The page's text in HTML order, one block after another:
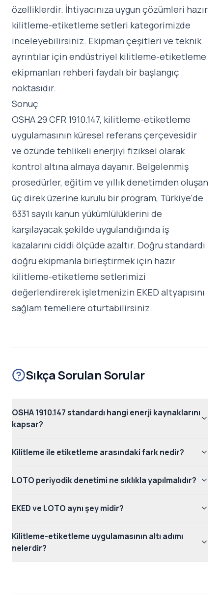
özelliklerdir. İhtiyacınıza uygun çözümleri hazır
kilitleme-etiketleme setleri kategorimizde
inceleyebilirsiniz. Ekipman çeşitleri ve teknik
ayrıntılar için endüstriyel kilitleme-etiketleme
ekipmanları rehberi faydalı bir başlangıç
noktasıdır.
Sonuç
OSHA 29 CFR 1910.147, kilitleme-etiketleme
uygulamasının küresel referans çerçevesidir
ve özünde tehlikeli enerjiyi fiziksel olarak
kontrol altına almaya dayanır. Belgelenmiş
prosedürler, eğitim ve yıllık denetimden oluşan
üç direk üzerine kurulu bir program, Türkiye'de
6331 sayılı kanun yükümlülüklerini de
karşılayacak şekilde uygulandığında iş
kazalarını ciddi ölçüde azaltır. Doğru standardı
doğru ekipmanla birleştirmek için hazır
kilitleme-etiketleme setlerimizi
değerlendirerek işletmenizin EKED altyapısını
sağlam temellere oturtabilirsiniz.
Sıkça Sorulan Sorular
OSHA 1910.147 standardı hangi enerji kaynaklarını
kapsar?
Kilitleme ile etiketleme arasındaki fark nedir?
LOTO periyodik denetimi ne sıklıkla yapılmalıdır?
EKED ve LOTO aynı şey midir?
Kilitleme-etiketleme uygulamasının altı adımı
nelerdir?